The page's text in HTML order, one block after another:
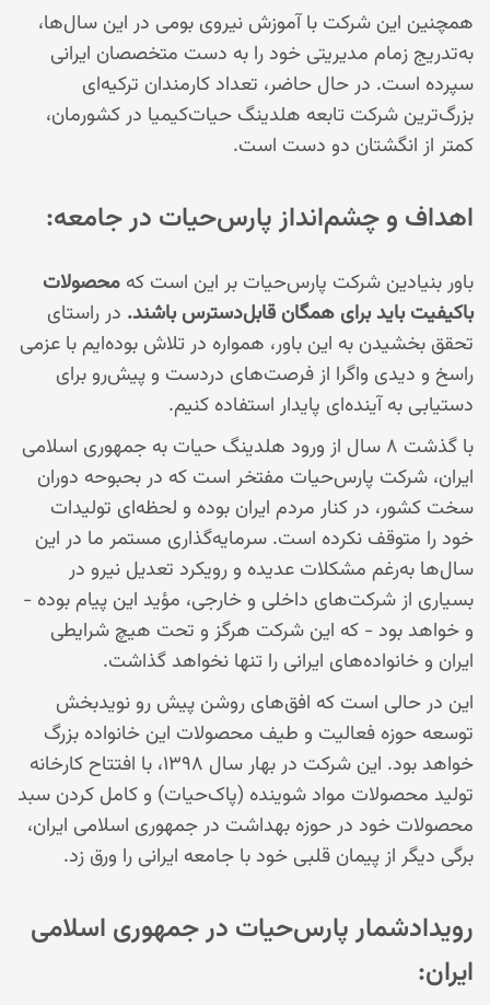
همچنین این شرکت با آموزش نیروی بومی در این سال‌ها،
به‌تدریج زمام مدیریتی خود را به دست متخصصان ایرانی
سپرده است. در حال حاضر، تعداد کارمندان ترکیه‌ای
بزرگ‌ترین شرکت تابعه هلدینگ حیات‌کیمیا در کشورمان،
کمتر از انگشتان دو دست است.
اهداف و چشم‌انداز پارس‌حیات در جامعه:
باور بنیادین شرکت پارس‌حیات بر این است که محصولات
باکیفیت باید برای همگان قابل‌دسترس باشند. در راستای
تحقق بخشیدن به این باور، همواره در تلاش بوده‌ایم با عزمی
راسخ و دیدی واگرا از فرصت‌های دردست و پیش‌رو برای
دستیابی به آینده‌ای پایدار استفاده کنیم.
با گذشت ۸ سال از ورود هلدینگ حیات به جمهوری اسلامی
ایران، شرکت پارس‌حیات مفتخر است که در بحبوحه دوران
سخت کشور، در کنار مردم ایران بوده و لحظه‌ای تولیدات
خود را متوقف نکرده است. سرمایه‌گذاری مستمر ما در این
سال‌ها به‌رغم مشکلات عدیده و رویکرد تعدیل نیرو در
بسیاری از شرکت‌های داخلی و خارجی، مؤید این پیام بوده -
و خواهد بود - که این شرکت هرگز و تحت هیچ شرایطی
ایران و خانواده‌های ایرانی را تنها نخواهد گذاشت.
این در حالی است که افق‌های روشن پیش رو نویدبخش
توسعه حوزه فعالیت و طیف محصولات این خانواده بزرگ
خواهد بود. این شرکت در بهار سال ۱۳۹۸، با افتتاح کارخانه
تولید محصولات مواد شوینده (پاک‌حیات) و کامل کردن سبد
محصولات خود در حوزه بهداشت در جمهوری اسلامی ایران،
برگی دیگر از پیمان قلبی خود با جامعه ایرانی را ورق زد.
رویداد‌شمار پارس‌حیات در جمهوری اسلامی
ایران: